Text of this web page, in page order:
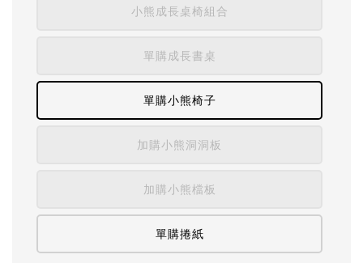
小熊成長桌椅組合
單購成長書桌
單購小熊椅子
加購小熊洞洞板
加購小熊檔板
單購捲紙